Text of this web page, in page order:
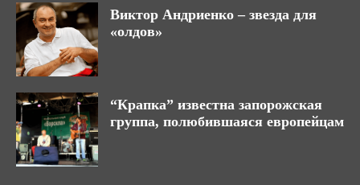
Виктор Андриенко – звезда для
«олдов»
“Крапка” известна запорожская
группа, полюбившаяся европейцам